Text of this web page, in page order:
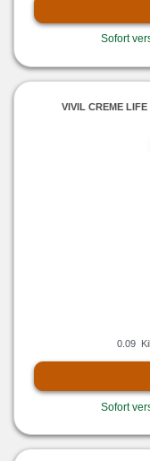
Sofort
VIVIL CREME
0.09
Sofort